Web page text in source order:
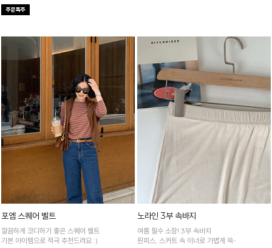
포엠 스퀘어 벨트
깔끔하게 코디하기 좋은 스퀘어 벨트
기본 아이템으로 적극 추천드려요 :)
노라인 3부 속바지
여름 필수 소장! 3부 속바지
원피스, 스커트 속 이너로 가볍게 쏙-